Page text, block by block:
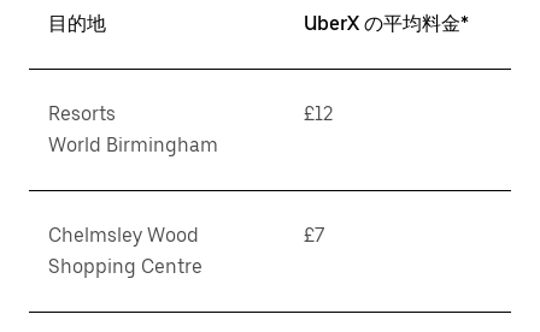
目的地 UberX の平均料金*
Resorts
World Birmingham
£12
Chelmsley Wood
Shopping Centre
£7